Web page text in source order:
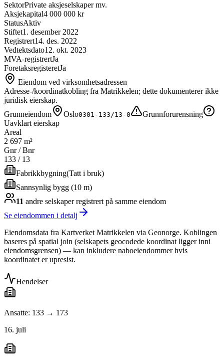
SektorPrivate aksjeselskaper mv.
Aksjekapital4 000 000 kr
StatusAktiv
Stiftet1. desember 2022
Registrert14. des. 2022
Vedtektsdato12. okt. 2023
MVA-registrertJa
ForetaksregisteretJa
Eiendom ved virksomhetsadressen
Adresse-/koordinatkobling fra Matrikkelen; dette dokumenterer ikke
juridisk eierskap.
Grunneiendom
Oslo0301-133/13-0
Grunnforurensning
Uavklart eierskap
Areal
2 697 m²
Gnr / Bnr
133 / 13
Fabrikkbygning(Tatt i bruk)
Sannsynlig bygg (10 m)
11 andre selskaperregistrert på samme eiendom
Se eiendommen i detalj
Eiendomsdata fra Kartverket Matrikkelen via Geonorge. Koblingen
baseres på spatial join (selskapets geocodede koordinat ligger inni
eiendomsgrensen) — kan inkludere naboeiendommer hvis
koordinatet er upresist.
Hendelser
Ansatte: 133 → 173
16. juli